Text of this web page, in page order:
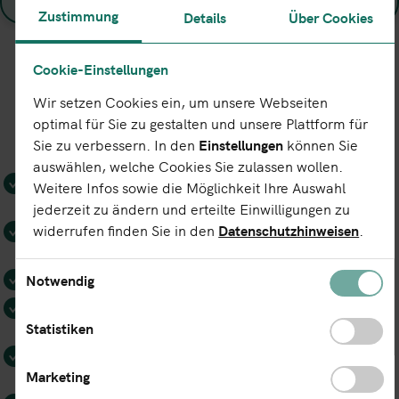
Alle Vorteile von LEIReg
Schnelle und zuverlässige Vergabe Ihres LEIs
unabhängig vom Zahlungseingang
Einfache und automatische Verlängerung Ihres
LEIs
Professionelle und persönliche Unterstützung
Registerauszüge
uns
Zustimmung Details Über Cookies
Cookie-Einstellungen
Wir setzen Cookies ein, um unsere Webseiten
optimal für Sie zu gestalten und unsere Plattform für
Sie zu verbessern. In den Einstellungen können Sie
auswählen, welche Cookies Sie zulassen wollen.
Weitere Infos sowie die Möglichkeit Ihre Auswahl
jederzeit zu ändern und erteilte Einwilligungen zu
widerrufen finden Sie in den Datenschutzhinweisen
Notwendig
Statistiken
Marketing